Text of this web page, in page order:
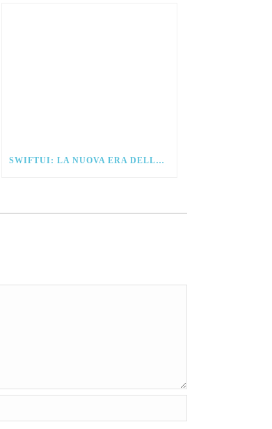
SWIFTUI: LA NUOVA ERA DELLO SVILUPPO PER IOS.